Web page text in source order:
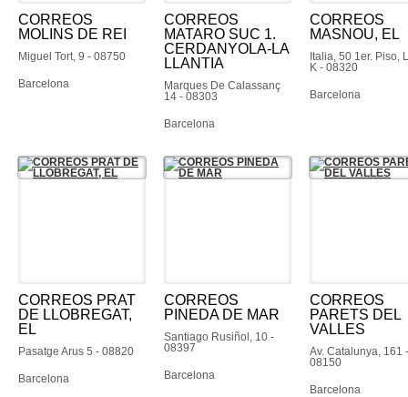
CORREOS
MOLINS DE REI
Miguel Tort, 9 - 08750
Barcelona
CORREOS
MATARO SUC 1.
CERDANYOLA-LA
LLANTIA
Marques De Calassanç
14 - 08303
Barcelona
CORREOS
MASNOU, EL
Italia, 50 1er. Piso,
K - 08320
Barcelona
CORREOS PRAT
DE LLOBREGAT,
EL
Pasatge Arus 5 - 08820
Barcelona
CORREOS
PINEDA DE MAR
Santiago Rusiñol, 10 -
08397
Barcelona
CORREOS
PARETS DEL
VALLES
Av. Catalunya, 161 -
08150
Barcelona